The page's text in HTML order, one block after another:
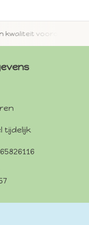
voorop.
tijdelijk